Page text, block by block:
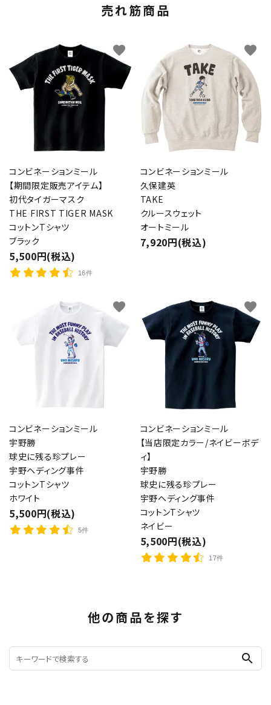
売れ筋商品
コンビネーションミール
【期間限定販売アイテム】
初代タイガーマスク
THE FIRST TIGER MASK
コットンTシャツ
ブラック
5,500円(税込)
16件
favorite
コンビネーションミール
久保建英
TAKE
クルースウェット
オートミール
7,920円(税込)
favorite
コンビネーションミール
宇野勝
球史に残る珍プレー
宇野ヘディング事件
コットンTシャツ
ホワイト
5,500円(税込)
5件
favorite
コンビネーションミール
【当店限定カラー/ネイビーボデ
ィ】
宇野勝
球史に残る珍プレー
宇野ヘディング事件
コットンTシャツ
ネイビー
5,500円(税込)
17件
favorite
他の商品を探す
search